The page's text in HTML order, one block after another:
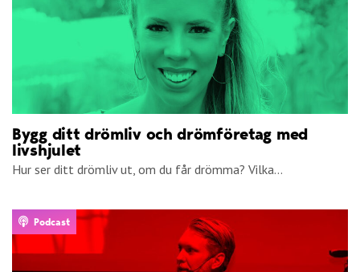
Bygg ditt drömliv och drömföretag med
livshjulet
Hur ser ditt drömliv ut, om du får drömma? Vilka...
Podcast